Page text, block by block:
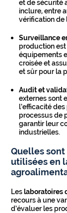
et de sécurité
inclure, entre
vérification de
Surveillance
production est
équipements
croisée et
et sûr pour la
Audit et
externes sont
l’efficacité
processus de
garantir leur
industrielles.
Quelles sont
utilisées en
Leslaboratoires
recours à une
d’évaluer les